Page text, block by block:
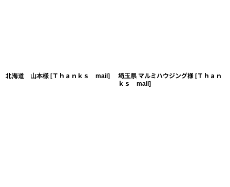
北海道 山本様 [Ｔｈａｎｋｓ mail ] 埼玉県 マルミハウジング様 [Ｔｈａｎ
ｋｓ mail ]